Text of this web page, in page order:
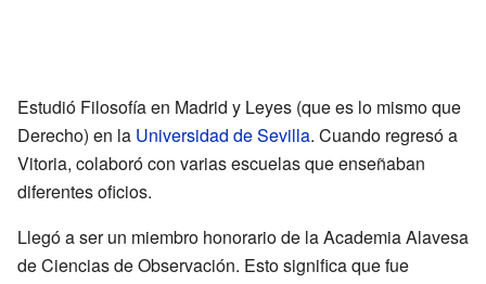
Estudió Filosofía en Madrid y Leyes (que es lo mismo que
Derecho) en la Universidad de Sevilla. Cuando regresó a
Vitoria, colaboró con varias escuelas que enseñaban
diferentes oficios.
Llegó a ser un miembro honorario de la Academia Alavesa
de Ciencias de Observación. Esto significa que fue